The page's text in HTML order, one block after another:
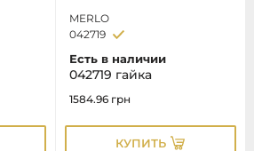
MERLO
042719
Есть в наличии
042719 гайка
1584.96 грн
КУПИТЬ